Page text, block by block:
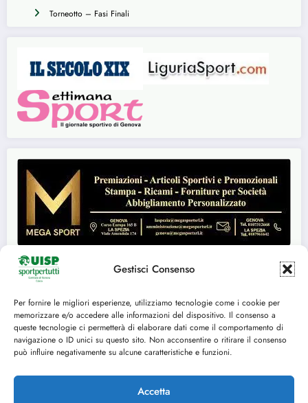
Gestisci Consenso
Per fornire le migliori esperienze, utilizziamo tecnologie come i cookie per
memorizzare e/o accedere alle informazioni del dispositivo. Il consenso a
queste tecnologie ci permetterà di elaborare dati come il comportamento di
navigazione o ID unici su questo sito. Non acconsentire o ritirare il consenso
può influire negativamente su alcune caratteristiche e funzioni.
Accetta
Torneotto – Fasi Finali
Seguici su:
FACEBOOK
TWITTER